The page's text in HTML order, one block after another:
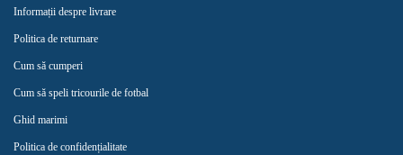
Informații despre livrare
Politica de returnare
Cum să cumperi
Cum să speli tricourile de fotbal
Ghid marimi
Politica de confidențialitate